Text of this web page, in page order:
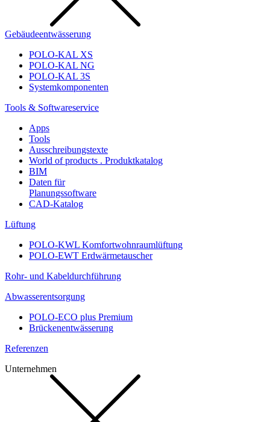
Gebäudeentwässerung
POLO-KAL XS
POLO-KAL NG
POLO-KAL 3S
Systemkomponenten
Tools & Softwareservice
Apps
Tools
Ausschreibungstexte
World of products . Produktkatalog
BIM
Daten für
Planungssoftware
CAD-Katalog
Lüftung
POLO-KWL Komfortwohnraumlüftung
POLO-EWT Erdwärmetauscher
Rohr- und Kabeldurchführung
Abwasserentsorgung
POLO-ECO plus Premium
Brückenentwässerung
Referenzen
Unternehmen